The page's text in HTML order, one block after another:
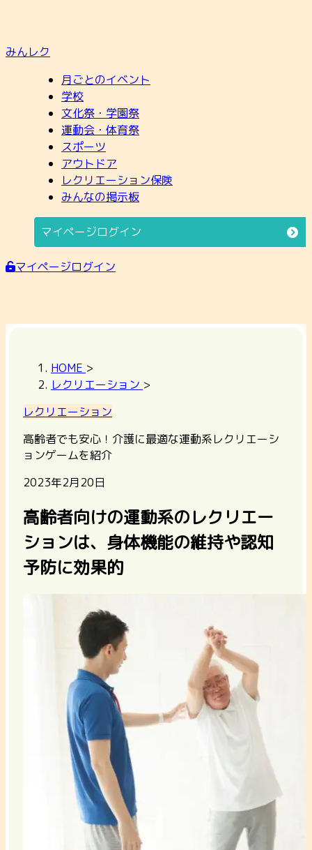
みんレク
月ごとのイベント
学校
文化祭・学園祭
運動会・体育祭
スポーツ
アウトドア
レクリエーション保険
みんなの掲示板
マイページログイン
マイページログイン
HOME >
レクリエーション >
レクリエーション
高齢者でも安心！介護に最適な運動系レクリエーシ
ョンゲームを紹介
2023年2月20日
高齢者向けの運動系のレクリエー
ションは、身体機能の維持や認知
予防に効果的